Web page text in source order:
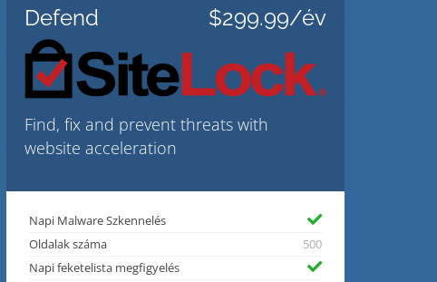
Defend $299.99/év
Find, fix and prevent threats with
website acceleration
Napi Malware Szkennelés
Oldalak száma
500
Napi feketelista megfigyelés